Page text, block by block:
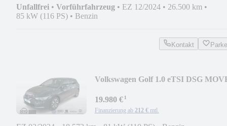
Unfallfrei • Vorführfahrzeug • EZ 12/2024 • 26.500 km •
85 kW (116 PS) • Benzin
Kontakt
Volkswagen Golf 1.0 eTSI DSG
19.980 €¹
Finanzierung ab 212 € mtl.